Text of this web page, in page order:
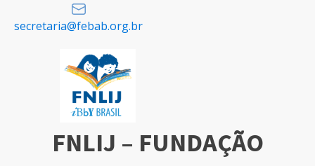
secretaria@febab.org.br
FNLIJ – FUNDAÇÃO